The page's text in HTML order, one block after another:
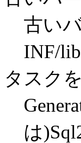
古い
INF/
タスク
は